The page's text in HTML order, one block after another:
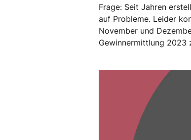
Frage: Seit Jahren
auf Probleme. Leider
November und
Gewinnermittlung 2023